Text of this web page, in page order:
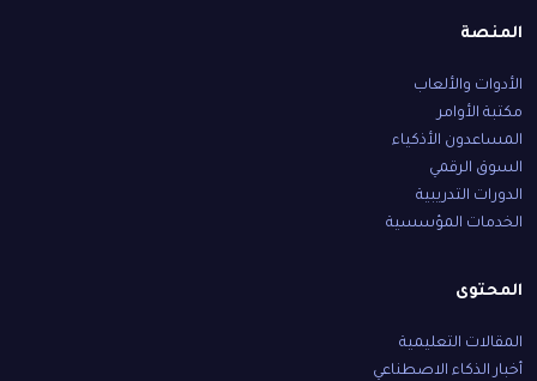
المنصة
الأدوات والألعاب
مكتبة الأوامر
المساعدون الأذكياء
السوق الرقمي
الدورات التدريبية
الخدمات المؤسسية
المحتوى
المقالات التعليمية
أخبار الذكاء الاصطناعي